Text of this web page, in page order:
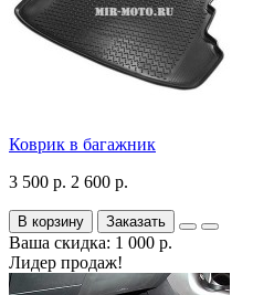
Коврик в багажник
3 500 р. 2 600 р.
В корзину Заказать
Ваша скидка: 1 000 р.
Лидер продаж!